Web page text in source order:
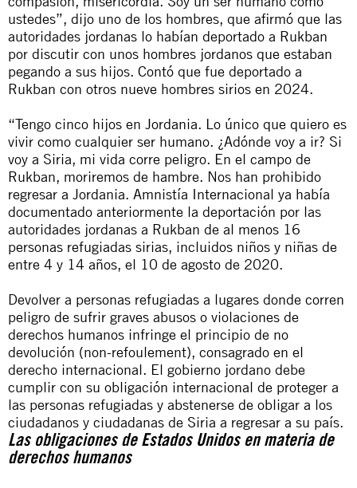
ustedes”, dijo uno de los hombres, que afirmó que las
autoridades jordanas lo habían deportado a Rukban
por discutir con unos hombres jordanos que estaban
pegando a sus hijos. Contó que fue deportado a
Rukban con otros nueve hombres sirios en 2024.
“Tengo cinco hijos en Jordania. Lo único que quiero es
vivir como cualquier ser humano. ¿Adónde voy a ir? Si
voy a Siria, mi vida corre peligro. En el campo de
Rukban, moriremos de hambre. Nos han prohibido
regresar a Jordania. Amnistía Internacional ya había
documentado anteriormente la deportación por las
autoridades jordanas a Rukban de al menos 16
personas refugiadas sirias, incluidos niños y niñas de
entre 4 y 14 años, el 10 de agosto de 2020.
Devolver a personas refugiadas a lugares donde corren
peligro de sufrir graves abusos o violaciones de
derechos humanos infringe el principio de no
devolución (non-refoulement), consagrado en el
derecho internacional. El gobierno jordano debe
cumplir con su obligación internacional de proteger a
las personas refugiadas y abstenerse de obligar a los
ciudadanos y ciudadanas de Siria a regresar a su país.
Las obligaciones de Estados Unidos en materia de
derechos humanos